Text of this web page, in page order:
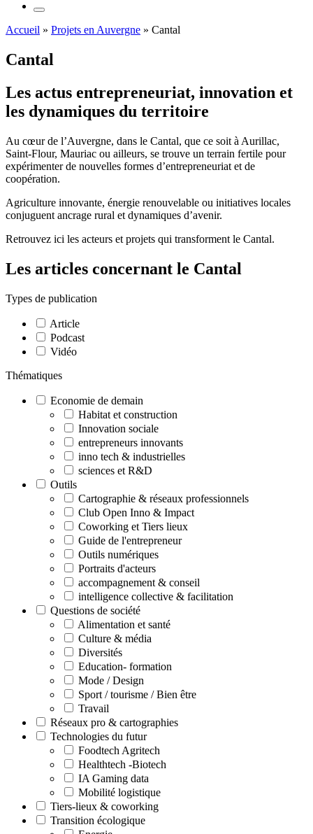
Accueil » Projets en Auvergne » Cantal
Cantal
Les actus entrepreneuriat, innovation et
les dynamiques du territoire
Au cœur de l’Auvergne, dans le Cantal, que ce soit à Aurillac,
Saint-Flour, Mauriac ou ailleurs, se trouve un terrain fertile pour
expérimenter de nouvelles formes d’entrepreneuriat et de
coopération.
Agriculture innovante, énergie renouvelable ou initiatives locales
conjuguent ancrage rural et dynamiques d’avenir.
Retrouvez ici les acteurs et projets qui transforment le Cantal.
Les articles concernant le Cantal
Types de publication
Article
Podcast
Vidéo
Thématiques
Economie de demain
Habitat et construction
Innovation sociale
entrepreneurs innovants
inno tech & industrielles
sciences et R&D
Outils
Cartographie & réseaux professionnels
Club Open Inno & Impact
Coworking et Tiers lieux
Guide de l'entrepreneur
Outils numériques
Portraits d'acteurs
accompagnement & conseil
intelligence collective & facilitation
Questions de société
Alimentation et santé
Culture & média
Diversités
Education- formation
Mode / Design
Sport / tourisme / Bien être
Travail
Réseaux pro & cartographies
Technologies du futur
Foodtech Agritech
Healthtech -Biotech
IA Gaming data
Mobilité logistique
Tiers-lieux & coworking
Transition écologique